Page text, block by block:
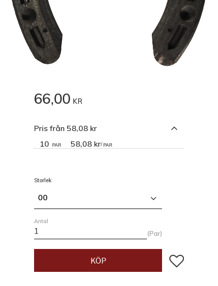
66,00 KR
Pris från 58,08 kr
10
PAR 58,08 kr/ PAR
Storlek
00
Antal
Par
KÖP Lägg till i